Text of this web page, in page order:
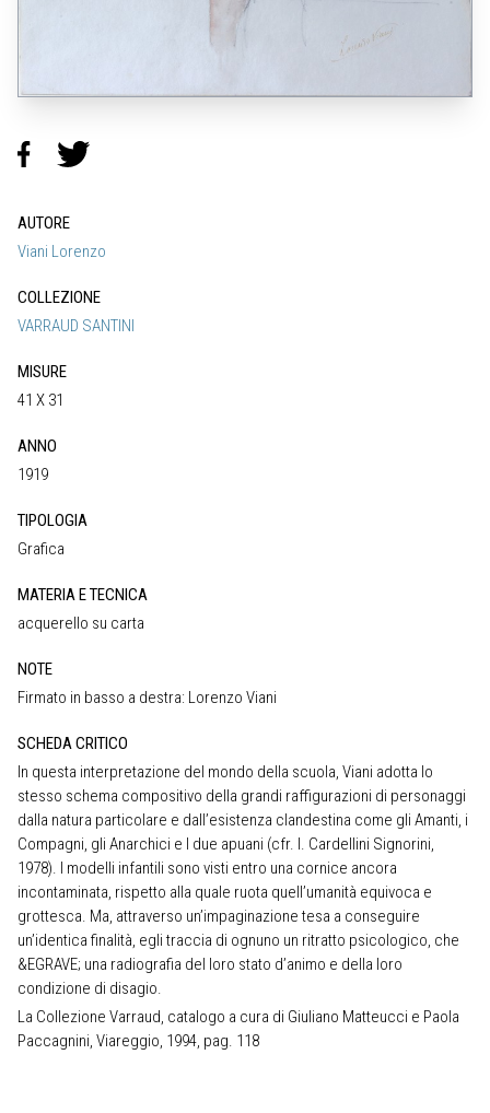
AUTORE
Viani Lorenzo
COLLEZIONE
VARRAUD SANTINI
MISURE
41 X 31
ANNO
1919
TIPOLOGIA
Grafica
MATERIA E TECNICA
acquerello su carta
NOTE
Firmato in basso a destra: Lorenzo Viani
SCHEDA CRITICO
In questa interpretazione del mondo della scuola, Viani adotta lo
stesso schema compositivo della grandi raffigurazioni di personaggi
dalla natura particolare e dall’esistenza clandestina come gli Amanti, i
Compagni, gli Anarchici e I due apuani (cfr. I. Cardellini Signorini,
1978). I modelli infantili sono visti entro una cornice ancora
incontaminata, rispetto alla quale ruota quell’umanità equivoca e
grottesca. Ma, attraverso un’impaginazione tesa a conseguire
un’identica finalità, egli traccia di ognuno un ritratto psicologico, che
&EGRAVE; una radiografia del loro stato d’animo e della loro
condizione di disagio.
La Collezione Varraud, catalogo a cura di Giuliano Matteucci e Paola
Paccagnini, Viareggio, 1994, pag. 118